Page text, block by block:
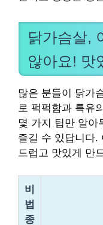
닭가슴살,
않아요! 맛
많은 분들이 닭가
로 퍽퍽함과 특유
몇 가지 팁만 알아
즐길 수 있답니다.
드럽고 맛있게 만
비
법
종